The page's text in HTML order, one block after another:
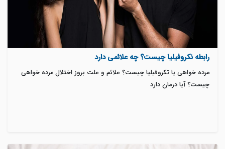
رابطه نکروفیلیا چیست؟ چه علائمی دارد
مرده خواهی یا تکروفیلیا چیست؟ علائم و علت بروز اختلال مرده خواهی
چیست؟ آیا درمان دارد